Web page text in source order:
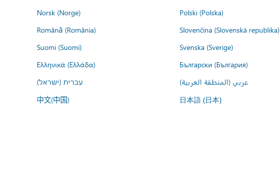
Norsk (Norge)
Polski (Polska)
Română (România)
Slovenčina (Slovenská republika)
Suomi (Suomi)
Svenska (Sverige)
Ελληνικά (Ελλάδα)
Български (България)
עברית (ישראל)
عربي (المنطقة العربية)
中文(中国) 日本語 (日本)